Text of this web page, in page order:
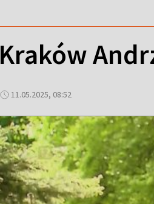
Kraków
11.05.2025, 08:52